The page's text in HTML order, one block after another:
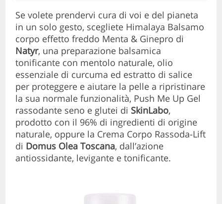
Se volete prendervi cura di voi e del pianeta
in un solo gesto, scegliete Himalaya Balsamo
corpo effetto freddo Menta & Ginepro di
Natyr, una preparazione balsamica
tonificante con mentolo naturale, olio
essenziale di curcuma ed estratto di salice
per proteggere e aiutare la pelle a ripristinare
la sua normale funzionalità, Push Me Up Gel
rassodante seno e glutei di SkinLabo,
prodotto con il 96% di ingredienti di origine
naturale, oppure la Crema Corpo Rassoda-Lift
di Domus Olea Toscana, dall’azione
antiossidante, levigante e tonificante.